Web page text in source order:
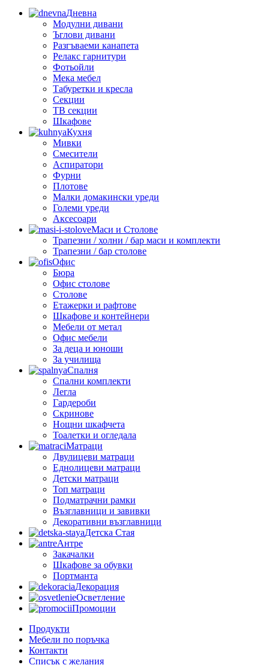
Дневна
Модулни дивани
Ъглови дивани
Разгъваеми канапета
Релакс гарнитури
Фотьойли
Мека мебел
Табуретки и кресла
Секции
ТВ секции
Шкафове
Кухня
Мивки
Смесители
Аспиратори
Фурни
Плотове
Малки домакински уреди
Големи уреди
Аксесоари
Маси и Столове
Трапезни / холни / бар маси и комплекти
Трапезни / бар столове
Офис
Бюра
Офис столове
Столове
Етажерки и рафтове
Шкафове и контейнери
Мебели от метал
Офис мебели
За деца и юноши
За училища
Спалня
Спални комплекти
Легла
Гардероби
Скринове
Нощни шкафчета
Тоалетки и огледала
Матраци
Двулицеви матраци
Еднолицеви матраци
Детски матраци
Топ матраци
Подматрачни рамки
Възглавници и завивки
Декоративни възглавници
Детска Стая
Антре
Закачалки
Шкафове за обувки
Портманта
Декорация
Осветление
Промоции
Продукти
Мебели по поръчка
Контакти
Списък с желания